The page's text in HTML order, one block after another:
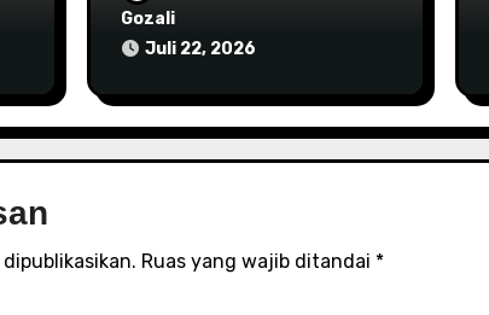
Gozali
Juli 22, 2026
Ruas yang wajib ditandai *